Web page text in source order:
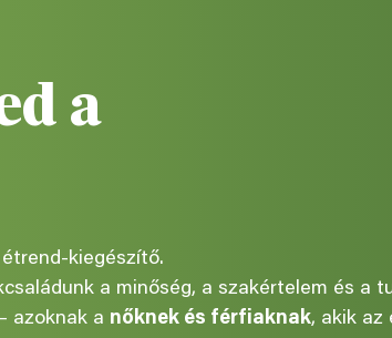
a
kiegészítő.
a minőség, a szakértelem és
azoknak a nőknek és férfiaknak, akik az